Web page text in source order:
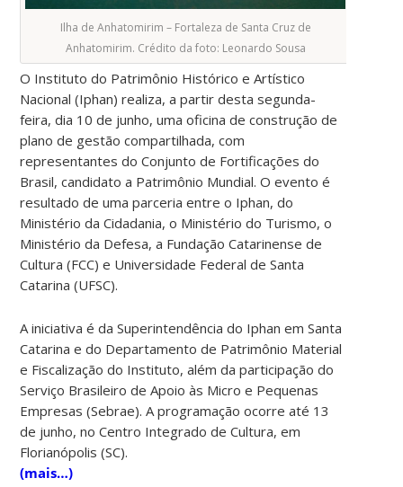
Ilha de Anhatomirim – Fortaleza de Santa Cruz de
Anhatomirim. Crédito da foto: Leonardo Sousa
O Instituto do Patrimônio Histórico e Artístico
Nacional (Iphan) realiza, a partir desta segunda-
feira, dia 10 de junho, uma oficina de construção de
plano de gestão compartilhada, com
representantes do Conjunto de Fortificações do
Brasil, candidato a Patrimônio Mundial. O evento é
resultado de uma parceria entre o Iphan, do
Ministério da Cidadania, o Ministério do Turismo, o
Ministério da Defesa, a Fundação Catarinense de
Cultura (FCC) e Universidade Federal de Santa
Catarina (UFSC).
A iniciativa é da Superintendência do Iphan em Santa
Catarina e do Departamento de Patrimônio Material
e Fiscalização do Instituto, além da participação do
Serviço Brasileiro de Apoio às Micro e Pequenas
Empresas (Sebrae). A programação ocorre até 13
de junho, no Centro Integrado de Cultura, em
Florianópolis (SC).
(mais…)